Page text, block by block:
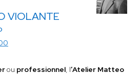
VIOLANTE
ou professionnel, l’Atelier Matteo